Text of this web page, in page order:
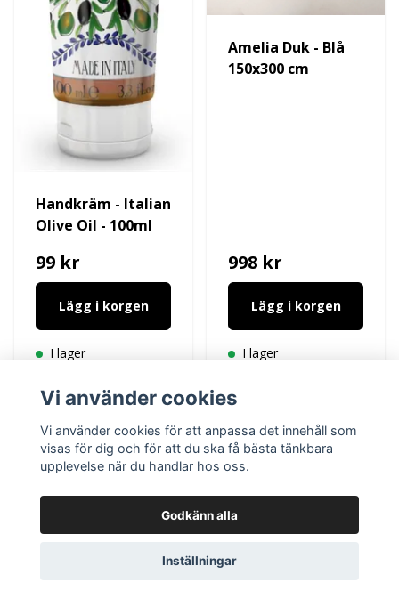
Handkräm - Italian
Olive Oil - 100ml
99 kr
Lägg i korgen
I lager
Amelia Duk - Blå
150x300 cm
998 kr
Lägg i korgen
I lager
Vi använder cookies
Vi använder cookies för att anpassa det innehåll som
visas för dig och för att du ska få bästa tänkbara
upplevelse när du handlar hos oss.
Godkänn alla
Inställningar